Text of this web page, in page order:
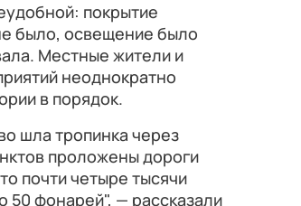
покрытие
было, освещение было
Местные жители и
неоднократно
в порядок.
шла тропинка через
проложены дороги
почти четыре тысячи
50 фонарей", — рассказали